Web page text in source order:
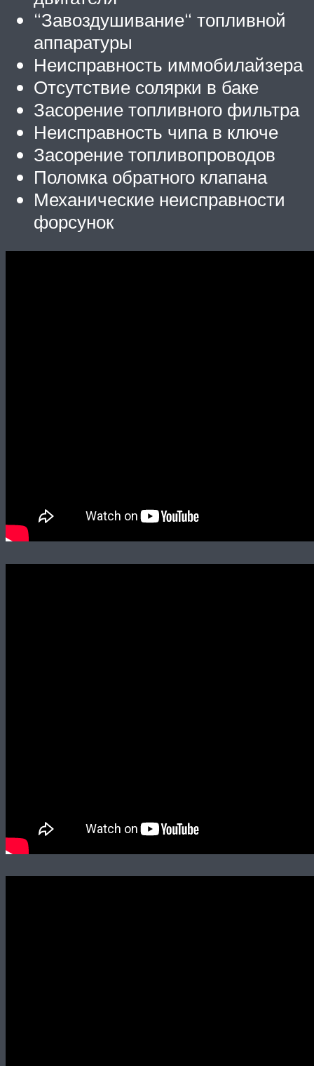
“Завоздушивание“ топливной
аппаратуры
Неисправность иммобилайзера
Отсутствие солярки в баке
Засорение топливного фильтра
Неисправность чипа в ключе
Засорение топливопроводов
Поломка обратного клапана
Механические неисправности
форсунок